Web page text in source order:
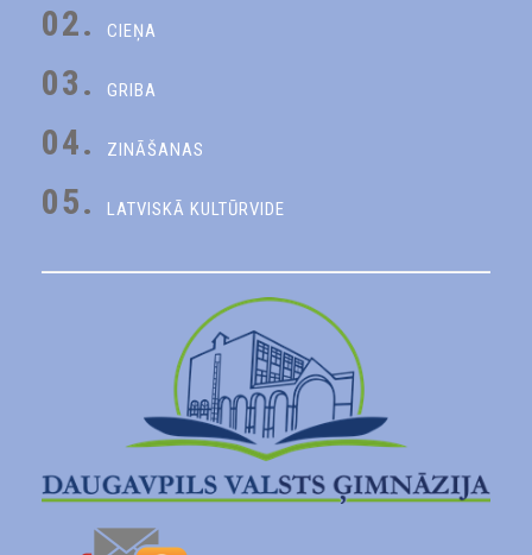
02. CIEŅA
03. GRIBA
04. ZINĀŠANAS
05. LATVISKĀ KULTŪRVIDE